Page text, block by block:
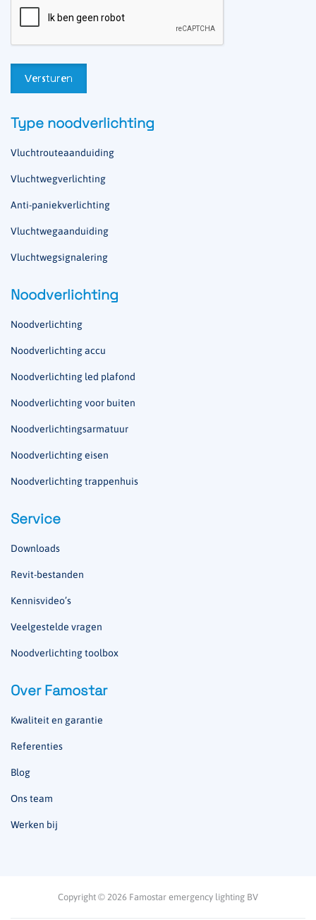
Type noodverlichting
Vluchtrouteaanduiding
Vluchtwegverlichting
Anti-paniekverlichting
Vluchtwegaanduiding
Vluchtwegsignalering
Noodverlichting
Noodverlichting
Noodverlichting accu
Noodverlichting led plafond
Noodverlichting voor buiten
Noodverlichtingsarmatuur
Noodverlichting eisen
Noodverlichting trappenhuis
Service
Downloads
Revit-bestanden
Kennisvideo’s
Veelgestelde vragen
Noodverlichting toolbox
Over Famostar
Kwaliteit en garantie
Referenties
Blog
Ons team
Werken bij
Copyright © 2026 Famostar emergency lighting BV